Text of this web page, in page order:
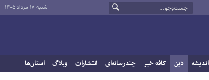
شنبه ۱۷ مرداد ۱۴۰۵
اندیشه دین کافه خبر چندرسانه‌ای انتشارات وبلاگ استان‌ها